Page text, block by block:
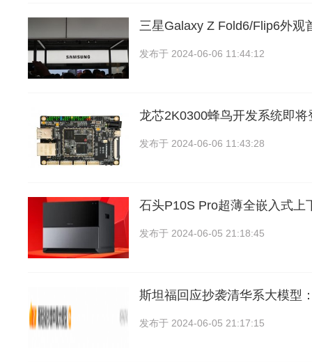
三星Galaxy Z Fold6/Flip6外观
发布于 2024-06-06 11:44:12
龙芯2K0300蜂鸟开发系统即
发布于 2024-06-06 11:43:28
石头P10S Pro超薄全嵌入式上
发布于 2024-06-05 21:18:45
斯坦福回应抄袭清华系大模型
发布于 2024-06-05 21:17:15